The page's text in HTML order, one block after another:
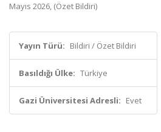
Mayıs 2026, (Özet Bildiri)
Yayın Türü: Bildiri / Özet Bildiri
Basıldığı Ülke: Türkiye
Gazi Üniversitesi Adresli: Evet